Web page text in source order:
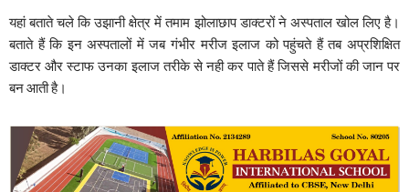
यहां बताते चले कि उझानी क्षेत्र में तमाम झोलाछाप डाक्टरों ने अस्पताल खोल लिए है।
बताते हैं कि इन अस्पतालों में जब गंभीर मरीज इलाज को पहुंचते हैं तब अप्रशिक्षित
डाक्टर और स्टाफ उनका इलाज तरीके से नही कर पाते हैं जिससे मरीजों की जान पर
बन आती है।